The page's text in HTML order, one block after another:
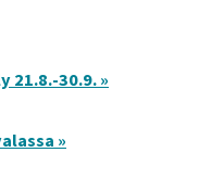
21.8.-30.9. »
»